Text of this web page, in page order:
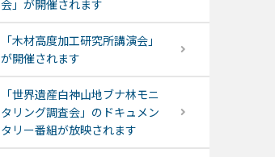
会」が開催されます
「木材高度加工研究所講演会」
が開催されます
「世界遺産白神山地ブナ林モニ
タリング調査会」のドキュメン
タリー番組が放映されます